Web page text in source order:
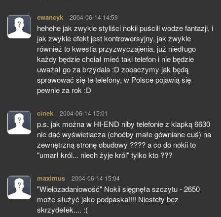
cwancyk pisze:
2004-06-14 14:59
hehehe jak zwykle styliści nokii puścili wodze fantazji, i
jak zwykle efekt jest kontrowersyjny, jak zwykle
również to kwestia przyzwyczajenia, już niedługo
każdy będzie chciał mieć taki telefon i nie będzie
uważał go za brzydala :D zobaczymy jak będą
sprawować się te telefony, w Polsce pojawią się
pewnie za rok :D
cinek pisze:
2004-06-14 15:01
p.s. jak można w HI-END niby telefonie z klapką 6630
nie dać wyświetlacza (choćby małe gówniane cuś) na
zewnętrzną stronę obudowy ???? a co do nokii to
"umarł król... niech żyje król" tylko kto ???
maximus pisze:
2004-06-14 15:04
"Wielozadaniowość" Nokii sięgnęła szczytu - 2650
może służyć jako podpaska!!!! Niestety bez
skrzydełek.... :(